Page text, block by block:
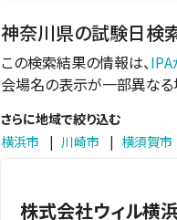
神奈川県の試験日検
この検索結果の情報は、
会場名の表示が一部異なる
さらに地域で絞り込む
横浜市
| 川崎市 | 横須賀市
株式会社ウィル横